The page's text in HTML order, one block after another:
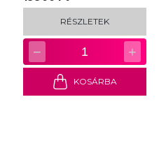
RÉSZLETEK
− 1 +
KOSÁRBA